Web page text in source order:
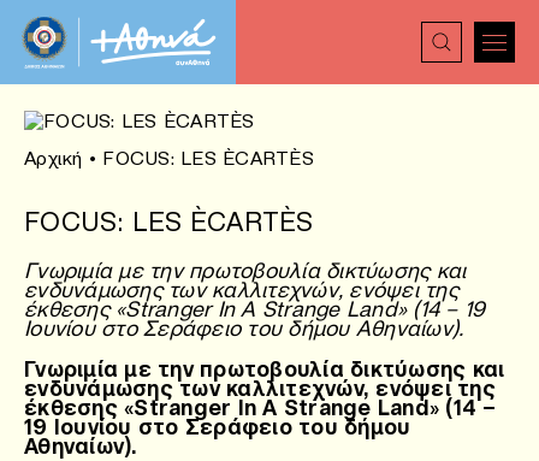
Αρχική • FOCUS: LES ÈCARTÈS
FOCUS: LES ÈCARTÈS
Γνωριμία με την πρωτοβουλία δικτύωσης και
ενδυνάμωσης των καλλιτεχνών, ενόψει της
έκθεσης «Stranger In A Strange Land» (14 – 19
Ιουνίου στο Σεράφειο του δήμου Αθηναίων).
Γνωριμία με την πρωτοβουλία δικτύωσης και
ενδυνάμωσης των καλλιτεχνών, ενόψει της
έκθεσης «Stranger In A Strange Land» (14 –
19 Ιουνίου στο Σεράφειο του δήμου
Αθηναίων).